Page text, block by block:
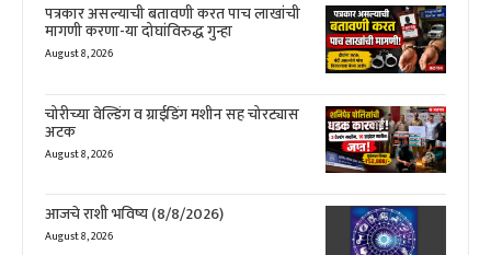
पत्रकार असल्याची बतावणी करत पाच लाखांची
मागणी करणा-या दोघांविरुद्ध गुन्हा
August 8, 2026
चोरीच्या वेल्डिंग व ग्राईडिंग मशीन सह चोरट्यास
अटक
August 8, 2026
आजचे राशी भविष्य (8/8/2026)
August 8, 2026